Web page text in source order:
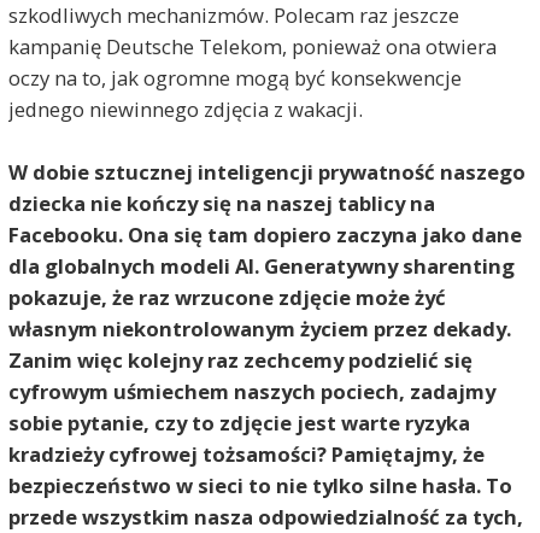
szkodliwych mechanizmów. Polecam raz jeszcze
kampanię Deutsche Telekom, ponieważ ona otwiera
oczy na to, jak ogromne mogą być konsekwencje
jednego niewinnego zdjęcia z wakacji.
W dobie sztucznej inteligencji prywatność naszego
dziecka nie kończy się na naszej tablicy na
Facebooku. Ona się tam dopiero zaczyna jako dane
dla globalnych modeli AI. Generatywny sharenting
pokazuje, że raz wrzucone zdjęcie może żyć
własnym niekontrolowanym życiem przez dekady.
Zanim więc kolejny raz zechcemy podzielić się
cyfrowym uśmiechem naszych pociech, zadajmy
sobie pytanie, czy to zdjęcie jest warte ryzyka
kradzieży cyfrowej tożsamości? Pamiętajmy, że
bezpieczeństwo w sieci to nie tylko silne hasła. To
przede wszystkim nasza odpowiedzialność za tych,